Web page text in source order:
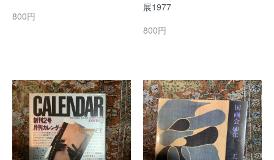
800円
展1977
800円